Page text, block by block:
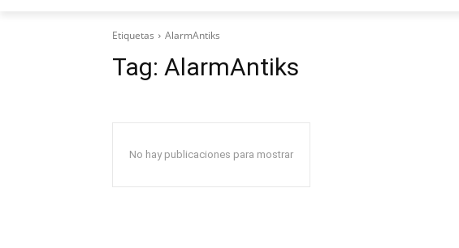
Etiquetas AlarmAntiks
Tag: AlarmAntiks
No hay publicaciones para mostrar